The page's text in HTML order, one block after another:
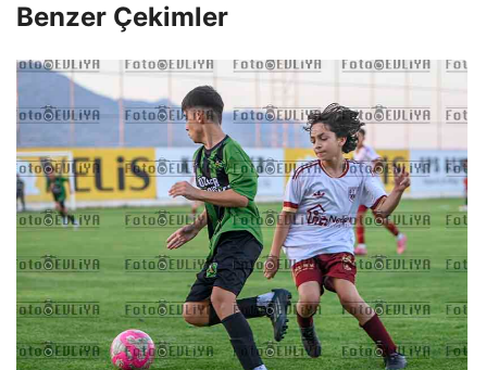
Benzer Çekimler